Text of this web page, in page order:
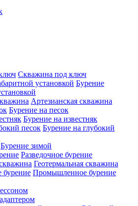
Скважина под ключ
Бурение
Артезианская скважина
Бурение на песок
Бурение на известняк
Бурение на глубокий
Бурение зимой
Разведочное бурение
Геотермальная скважина
Промышленное бурение